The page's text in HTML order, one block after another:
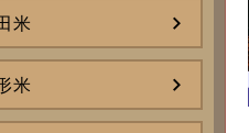
米
米